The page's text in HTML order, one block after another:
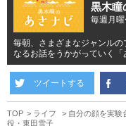
黒木瞳
毎週月
毎朝、さまざまなジャンル
なるお話をうかがっていく
ツイートする
TOP ライフ
自分の顔を実
役・東田雪子